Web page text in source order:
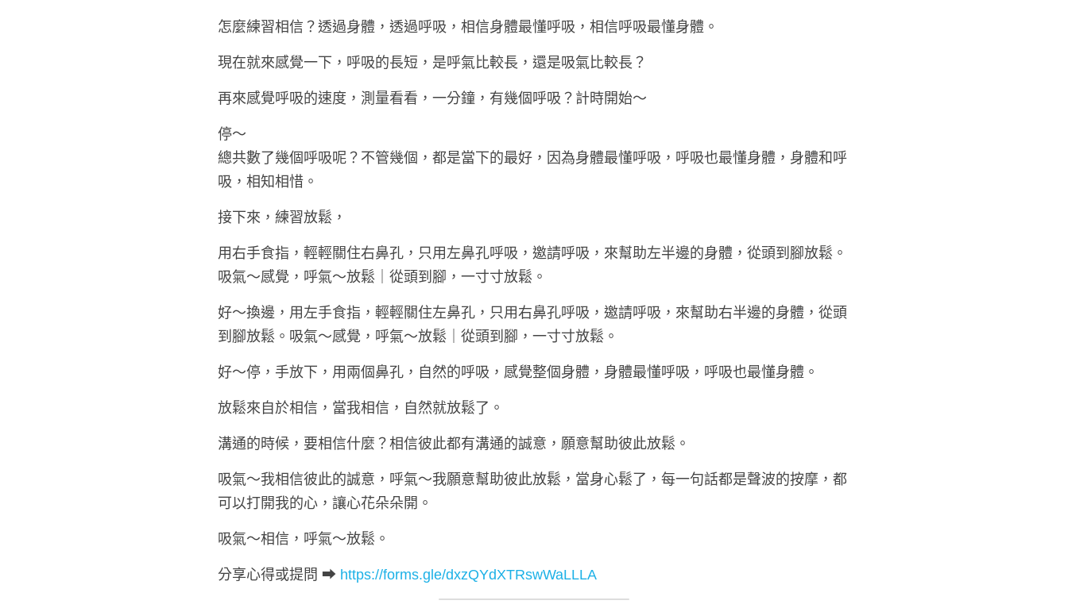
怎麼練習相信？透過身體，透過呼吸，相信身體最懂呼吸，相信呼吸最懂身體。
現在就來感覺一下，呼吸的長短，是呼氣比較長，還是吸氣比較長？
再來感覺呼吸的速度，測量看看，一分鐘，有幾個呼吸？計時開始～
停～
總共數了幾個呼吸呢？不管幾個，都是當下的最好，因為身體最懂呼吸，呼吸也最懂身體，身體和呼
吸，相知相惜。
接下來，練習放鬆，
用右手食指，輕輕關住右鼻孔，只用左鼻孔呼吸，邀請呼吸，來幫助左半邊的身體，從頭到腳放鬆。
吸氣～感覺，呼氣～放鬆｜從頭到腳，一寸寸放鬆。
好～換邊，用左手食指，輕輕關住左鼻孔，只用右鼻孔呼吸，邀請呼吸，來幫助右半邊的身體，從頭
到腳放鬆。吸氣～感覺，呼氣～放鬆｜從頭到腳，一寸寸放鬆。
好～停，手放下，用兩個鼻孔，自然的呼吸，感覺整個身體，身體最懂呼吸，呼吸也最懂身體。
放鬆來自於相信，當我相信，自然就放鬆了。
溝通的時候，要相信什麼？相信彼此都有溝通的誠意，願意幫助彼此放鬆。
吸氣～我相信彼此的誠意，呼氣～我願意幫助彼此放鬆，當身心鬆了，每一句話都是聲波的按摩，都
可以打開我的心，讓心花朵朵開。
吸氣～相信，呼氣～放鬆。
分享心得或提問 ➡ https://forms.gle/dxzQYdXTRswWaLLLA